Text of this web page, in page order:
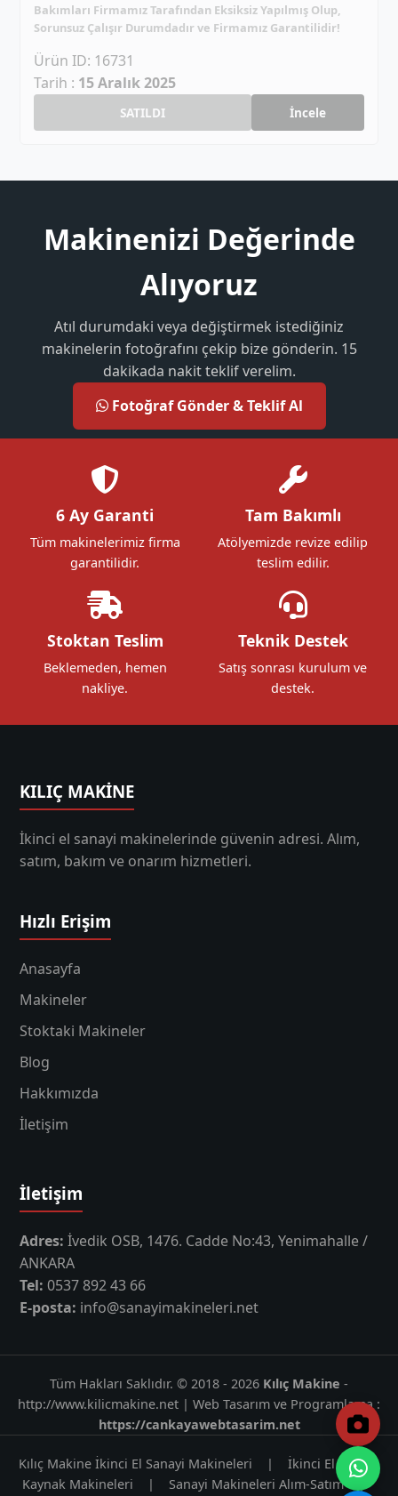
Bakımları Firmamız Tarafından Eksiksiz Yapılmış Olup,
Sorunsuz Çalışır Durumdadır ve Firmamız Garantilidir!
Ürün ID: 16731
Tarih : 15 Aralık 2025
SATILDI İncele
Makinenizi Değerinde
Alıyoruz
Atıl durumdaki veya değiştirmek istediğiniz
makinelerin fotoğrafını çekip bize gönderin. 15
dakikada nakit teklif verelim.
Fotoğraf Gönder & Teklif Al
6 Ay Garanti
Tüm makinelerimiz firma
garantilidir.
Tam Bakımlı
Atölyemizde revize edilip
teslim edilir.
Stoktan Teslim
Beklemeden, hemen
nakliye.
Teknik Destek
Satış sonrası kurulum ve
destek.
KILIÇ MAKİNE
İkinci el sanayi makinelerinde güvenin adresi. Alım,
satım, bakım ve onarım hizmetleri.
Hızlı Erişim
Anasayfa
Makineler
Stoktaki Makineler
Blog
Hakkımızda
İletişim
İletişim
Adres: İvedik OSB, 1476. Cadde No:43, Yenimahalle /
ANKARA
Tel: 0537 892 43 66
E-posta: info@sanayimakineleri.net
Tüm Hakları Saklıdır. © 2018 - 2026 Kılıç Makine -
http://www.kilicmakine.net | Web Tasarım ve Programlama :
https://cankayawebtasarim.net
Kılıç Makine İkinci El Sanayi Makineleri | İkinci El Gazaltı
Kaynak Makineleri
| Sanayi Makineleri Alım-Satım|